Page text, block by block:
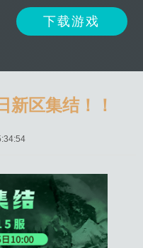
下载游戏
新区集结！！
客服